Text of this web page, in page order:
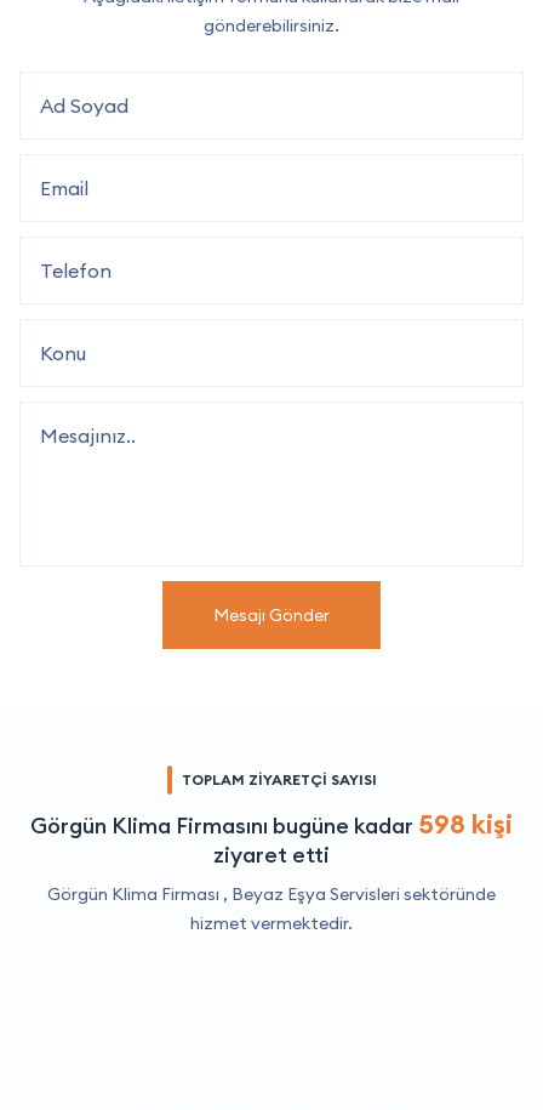
gönderebilirsiniz.
Mesajı Gönder
TOPLAM ZİYARETÇİ SAYISI
Görgün Klima Firmasını bugüne kadar 598 kişi
ziyaret etti
Görgün Klima Firması , Beyaz Eşya Servisleri sektöründe
hizmet vermektedir.